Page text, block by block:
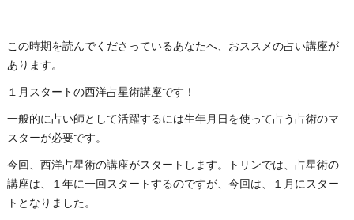
この時期を読んでくださっているあなたへ、おススメの占い講座が
あります。
１月スタートの西洋占星術講座です！
一般的に占い師として活躍するには生年月日を使って占う占術のマ
スターが必要です。
今回、西洋占星術の講座がスタートします。トリンでは、占星術の
講座は、１年に一回スタートするのですが、今回は、１月にスター
トとなりました。